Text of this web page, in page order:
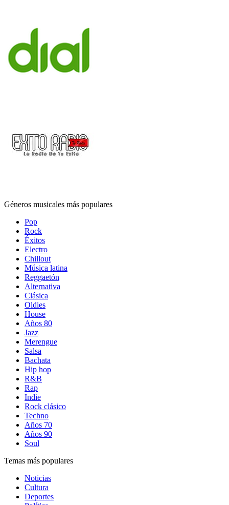
Géneros musicales más populares
Pop
Rock
Éxitos
Electro
Chillout
Música latina
Reggaetón
Alternativa
Clásica
Oldies
House
Años 80
Jazz
Merengue
Salsa
Bachata
Hip hop
R&B
Rap
Indie
Rock clásico
Techno
Años 70
Años 90
Soul
Temas más populares
Noticias
Cultura
Deportes